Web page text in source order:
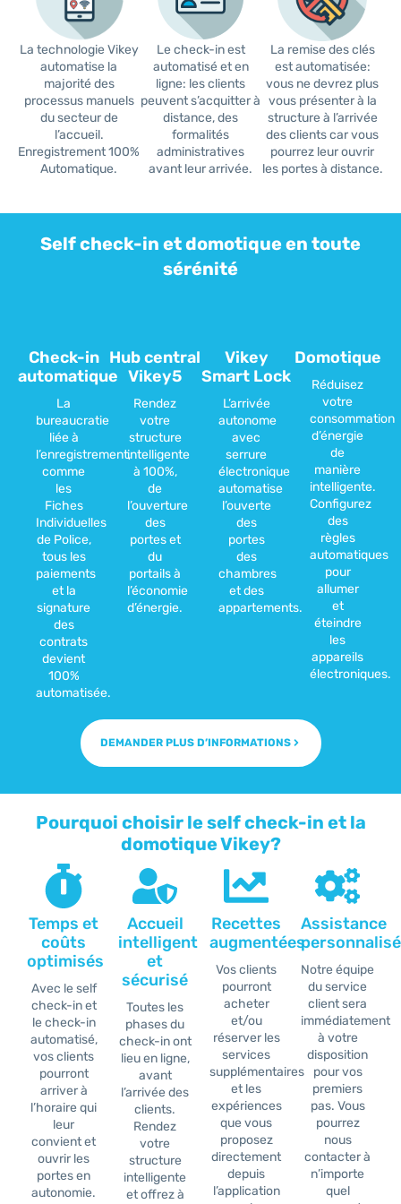
La technologie Vikey
automatise la
majorité des
processus manuels
du secteur de
l’accueil.
Enregistrement 100%
Automatique.
Le check-in est
automatisé et en
ligne: les clients
peuvent s’acquitter à
distance, des
formalités
administratives
avant leur arrivée.
La remise des clés
est automatisée:
vous ne devrez plus
vous présenter à la
structure à l’arrivée
des clients car vous
pourrez leur ouvrir
les portes à distance.
Self check-in et domotique en toute
sérénité
Check-in
automatique
La
bureaucratie
liée à
l’enregistrement,
comme
les
Fiches
Individuelles
de Police,
tous les
paiements
et la
signature
des
contrats
devient
100%
automatisée.
Hub central
Vikey5
Rendez
votre
structure
intelligente
à 100%,
de
l’ouverture
des
portes et
du
portails à
l’économie
d’énergie.
Vikey
Smart Lock
L’arrivée
autonome
avec
serrure
électronique
automatise
l’ouverte
des
portes
des
chambres
et des
appartements.
Domotique
Réduisez
votre
consommation
d’énergie
de
manière
intelligente.
Configurez
des
règles
automatiques
pour
allumer
et
éteindre
les
appareils
électroniques.
DEMANDER PLUS D’INFORMATIONS
Pourquoi choisir le self check-in et la
domotique Vikey?
Temps et
coûts
optimisés
Avec le self
check-in et
le check-in
automatisé,
vos clients
pourront
arriver à
l’horaire qui
leur
convient et
ouvrir les
portes en
autonomie.
Accueil
intelligent
et
sécurisé
Toutes les
phases du
check-in ont
lieu en ligne,
avant
l’arrivée des
clients.
Rendez
votre
structure
intelligente
et offrez à
Recettes
augmentées
Vos clients
pourront
acheter
et/ou
réserver les
services
supplémentaires
et les
expériences
que vous
proposez
directement
depuis
l’application
Assistance
Notre équipe
du service
client sera
immédiatement
à votre
disposition
pour vos
premiers
pas. Vous
pourrez
nous
contacter à
n’importe
quel